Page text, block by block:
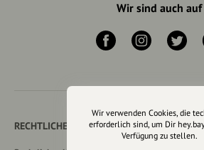
Wir sind auch auf
RECHTLICHER HINWEIS UND
Wir verwenden Cookies, die
erforderlich sind, um Dir
Verfügung zu stellen.